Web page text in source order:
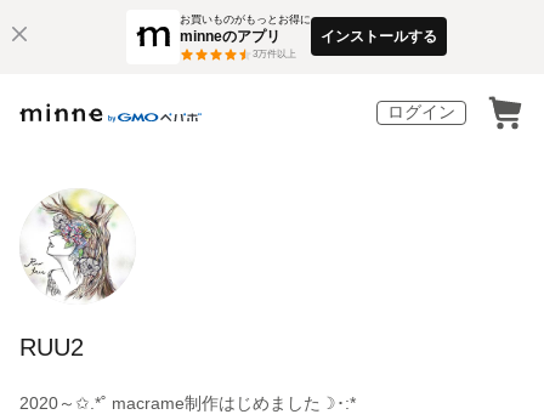
お買いものがもっとお得に
minneのアプリ
3万件以上
インストールする
ログイン
RUU2
2020～✩.*˚ macrame制作はじめました☽･:*